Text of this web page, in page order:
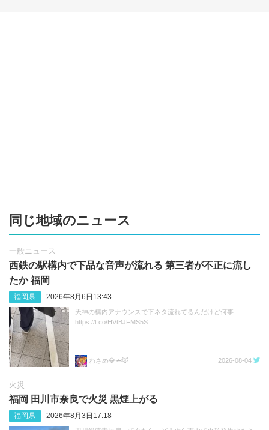
同じ地域のニュース
一般ニュース
西鉄の駅構内で下品な音声が流れる 第三者が不正に流し
たか 福岡
福岡県 2026年8月6日13:43
天神の構内アナウンスで下ネタ流れてるんだけど何事
https://t.co/HVtBJFMS5S
わさめ💎🦈🦊 2026-08-04
火災
福岡 田川市奈良で火災 黒煙上がる
福岡県 2026年8月3日17:18